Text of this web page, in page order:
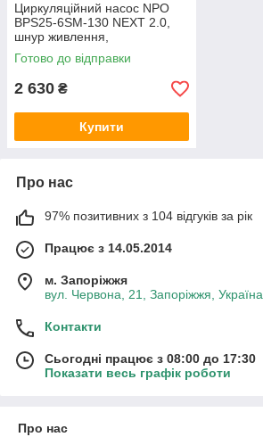
Циркуляційний насос NPO
BPS25-6SM-130 NEXT 2.0,
шнур живлення,
приєднувальний комплект
Готово до відправки
2 630 ₴
Купити
Про нас
97% позитивних з 104 відгуків за рік
Працює з 14.05.2014
м. Запоріжжя
вул. Червона, 21, Запоріжжя, Україна
Контакти
Сьогодні працює з 08:00 до 17:30
Показати весь графік роботи
Про нас